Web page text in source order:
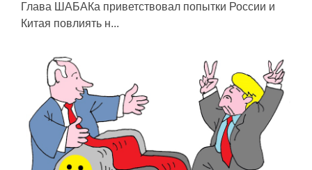
Глава ШАБАКа приветствовал попытки России и
Китая повлиять н...